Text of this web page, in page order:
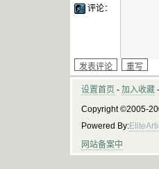
评论：
设置首页 - 加入收藏 -
Copyright ©2005-
Powered By:
网站备案中